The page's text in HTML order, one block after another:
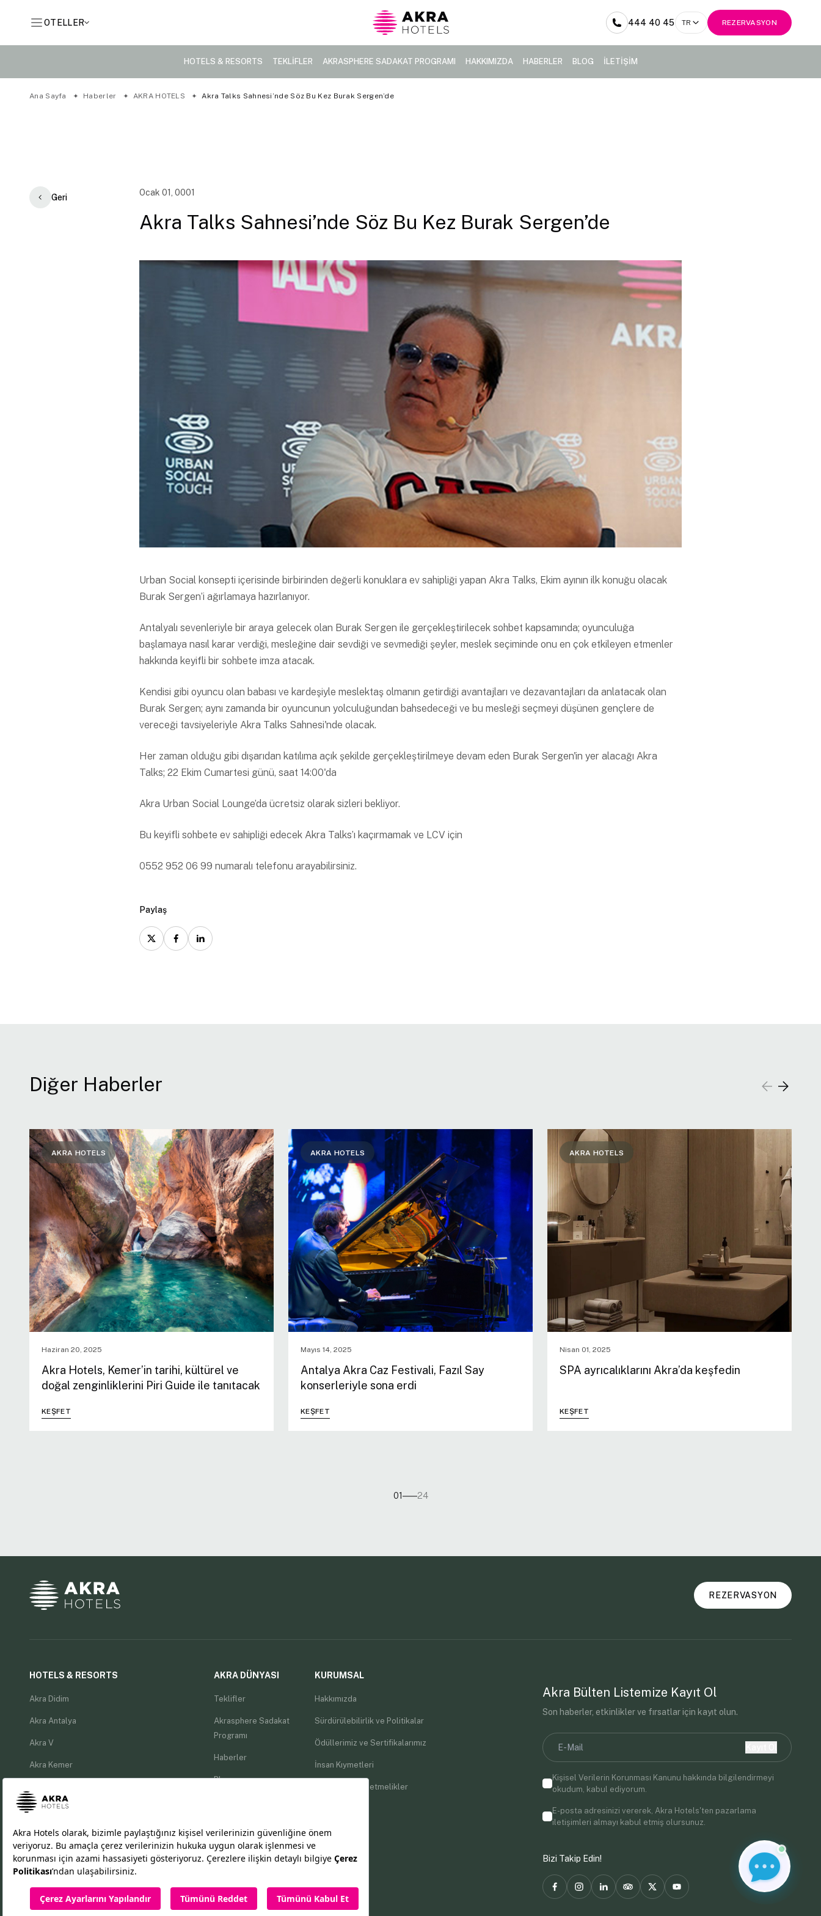
OTELLER 444 40 45 TR REZERVASYON
HOTELS & RESORTS TEKLİFLER AKRASPHERE SADAKAT PROGRAMI HAKKIMIZDA HABERLER BLOG İLETİŞİM
Ana Sayfa Haberler AKRA HOTELS Akra Talks Sahnesi’nde Söz Bu Kez Burak Sergen’de
Geri Ocak 01, 0001
Akra Talks Sahnesi’nde Söz Bu Kez Burak Sergen’de
Urban Social konsepti içerisinde birbirinden değerli konuklara ev sahipliği yapan Akra Talks, Ekim ayının ilk konuğu olacak
Burak Sergen’i ağırlamaya hazırlanıyor.
Antalyalı sevenleriyle bir araya gelecek olan Burak Sergen ile gerçekleştirilecek sohbet kapsamında; oyunculuğa
başlamaya nasıl karar verdiği, mesleğine dair sevdiği ve sevmediği şeyler, meslek seçiminde onu en çok etkileyen etmenler
hakkında keyifli bir sohbete imza atacak.
Kendisi gibi oyuncu olan babası ve kardeşiyle meslektaş olmanın getirdiği avantajları ve dezavantajları da anlatacak olan
Burak Sergen; aynı zamanda bir oyuncunun yolculuğundan bahsedeceği ve bu mesleği seçmeyi düşünen gençlere de
vereceği tavsiyeleriyle Akra Talks Sahnesi'nde olacak.
Her zaman olduğu gibi dışarıdan katılıma açık şekilde gerçekleştirilmeye devam eden Burak Sergen'in yer alacağı Akra
Talks; 22 Ekim Cumartesi günü, saat 14:00'da
Akra Urban Social Lounge’da ücretsiz olarak sizleri bekliyor.
Bu keyifli sohbete ev sahipliği edecek Akra Talks’ı kaçırmamak ve LCV için
0552 952 06 99 numaralı telefonu arayabilirsiniz.
Paylaş
Diğer Haberler
Haziran 20, 2025
Akra Hotels, Kemer’in tarihi, kültürel ve
doğal zenginliklerini Piri Guide ile tanıtacak
KEŞFET
AKRA HOTELS
Mayıs 14, 2025
Antalya Akra Caz Festivali, Fazıl Say
konserleriyle sona erdi
KEŞFET
AKRA HOTELS
Nisan 01, 2025
SPA ayrıcalıklarını Akra’da keşfedin
KEŞFET
AKRA HOTELS
01 24
REZERVASYON
HOTELS & RESORTS
Akra Didim
Akra Antalya
Akra V
Akra Kemer
Akra Fethiye
Akra Fethiye The Residence
AKRA DÜNYASI
Teklifler
Akrasphere Sadakat
Programı
Haberler
Blog
KURUMSAL
Hakkımızda
Sürdürülebilirlik ve Politikalar
Ödüllerimiz ve Sertifikalarımız
İnsan Kıymetleri
Kurallar ve Yönetmelikler
Akra Bülten Listemize Kayıt Ol
Son haberler, etkinlikler ve fırsatlar için kayıt olun.
Kişisel Verilerin Korunması Kanunu hakkında bilgilendirmeyi
okudum, kabul ediyorum.
E-posta adresinizi vererek, Akra Hotels'ten pazarlama
iletişimleri almayı kabul etmiş olursunuz.
Bizi Takip Edin!
EN